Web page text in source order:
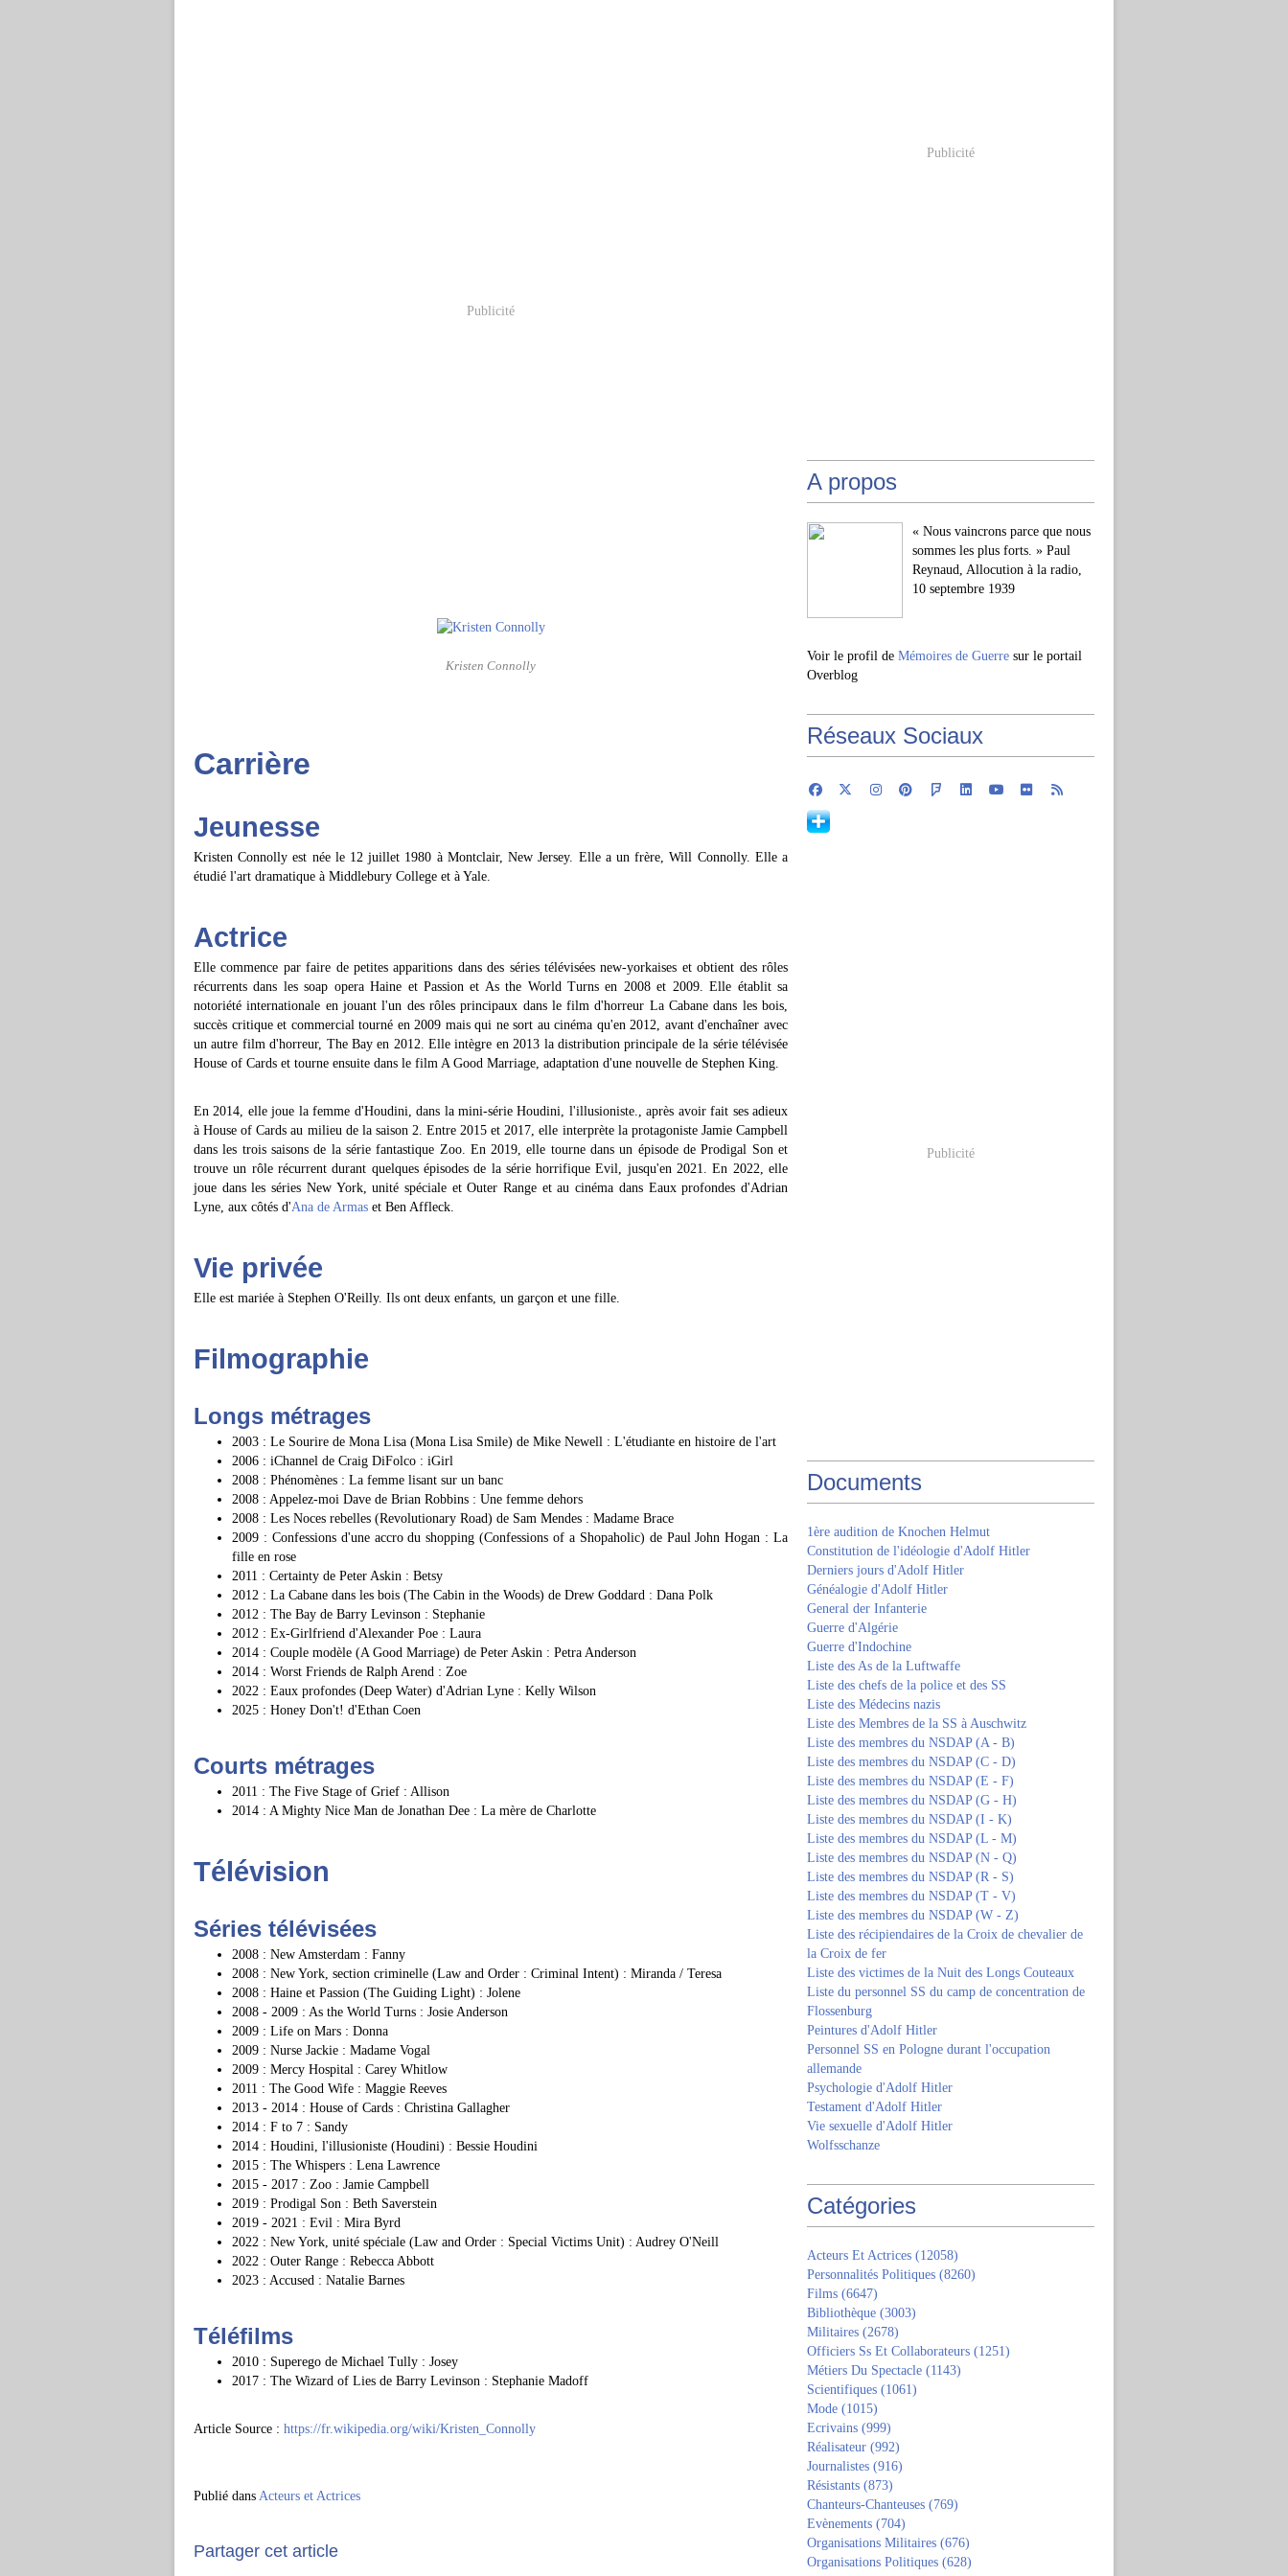
Publicité
Kristen Connolly
Carrière
Jeunesse
Kristen Connolly est née le 12 juillet 1980 à Montclair, New Jersey. Elle a un frère, Will Connolly. Elle a
étudié l'art dramatique à Middlebury College et à Yale.
Actrice
Elle commence par faire de petites apparitions dans des séries télévisées new-yorkaises et obtient des rôles
récurrents dans les soap opera Haine et Passion et As the World Turns en 2008 et 2009. Elle établit sa
notoriété internationale en jouant l'un des rôles principaux dans le film d'horreur La Cabane dans les bois,
succès critique et commercial tourné en 2009 mais qui ne sort au cinéma qu'en 2012, avant d'enchaîner avec
un autre film d'horreur, The Bay en 2012. Elle intègre en 2013 la distribution principale de la série télévisée
House of Cards et tourne ensuite dans le film A Good Marriage, adaptation d'une nouvelle de Stephen King.
En 2014, elle joue la femme d'Houdini, dans la mini-série Houdini, l'illusioniste., après avoir fait ses adieux
à House of Cards au milieu de la saison 2. Entre 2015 et 2017, elle interprète la protagoniste Jamie Campbell
dans les trois saisons de la série fantastique Zoo. En 2019, elle tourne dans un épisode de Prodigal Son et
trouve un rôle récurrent durant quelques épisodes de la série horrifique Evil, jusqu'en 2021. En 2022, elle
joue dans les séries New York, unité spéciale et Outer Range et au cinéma dans Eaux profondes d'Adrian
Lyne, aux côtés d'Ana de Armas et Ben Affleck.
Vie privée
Elle est mariée à Stephen O'Reilly. Ils ont deux enfants, un garçon et une fille.
Filmographie
Longs métrages
2003 : Le Sourire de Mona Lisa (Mona Lisa Smile) de Mike Newell : L'étudiante en histoire de l'art
2006 : iChannel de Craig DiFolco : iGirl
2008 : Phénomènes : La femme lisant sur un banc
2008 : Appelez-moi Dave de Brian Robbins : Une femme dehors
2008 : Les Noces rebelles (Revolutionary Road) de Sam Mendes : Madame Brace
2009 : Confessions d'une accro du shopping (Confessions of a Shopaholic) de Paul John Hogan : La
fille en rose
2011 : Certainty de Peter Askin : Betsy
2012 : La Cabane dans les bois (The Cabin in the Woods) de Drew Goddard : Dana Polk
2012 : The Bay de Barry Levinson : Stephanie
2012 : Ex-Girlfriend d'Alexander Poe : Laura
2014 : Couple modèle (A Good Marriage) de Peter Askin : Petra Anderson
2014 : Worst Friends de Ralph Arend : Zoe
2022 : Eaux profondes (Deep Water) d'Adrian Lyne : Kelly Wilson
2025 : Honey Don't! d'Ethan Coen
Courts métrages
2011 : The Five Stage of Grief : Allison
2014 : A Mighty Nice Man de Jonathan Dee : La mère de Charlotte
Télévision
Séries télévisées
2008 : New Amsterdam : Fanny
2008 : New York, section criminelle (Law and Order : Criminal Intent) : Miranda / Teresa
2008 : Haine et Passion (The Guiding Light) : Jolene
2008 - 2009 : As the World Turns : Josie Anderson
2009 : Life on Mars : Donna
2009 : Nurse Jackie : Madame Vogal
2009 : Mercy Hospital : Carey Whitlow
2011 : The Good Wife : Maggie Reeves
2013 - 2014 : House of Cards : Christina Gallagher
2014 : F to 7 : Sandy
2014 : Houdini, l'illusioniste (Houdini) : Bessie Houdini
2015 : The Whispers : Lena Lawrence
2015 - 2017 : Zoo : Jamie Campbell
2019 : Prodigal Son : Beth Saverstein
2019 - 2021 : Evil : Mira Byrd
2022 : New York, unité spéciale (Law and Order : Special Victims Unit) : Audrey O'Neill
2022 : Outer Range : Rebecca Abbott
2023 : Accused : Natalie Barnes
Téléfilms
2010 : Superego de Michael Tully : Josey
2017 : The Wizard of Lies de Barry Levinson : Stephanie Madoff
Article Source : https://fr.wikipedia.org/wiki/Kristen_Connolly
Publié dans Acteurs et Actrices
Partager cet article
Publicité
A propos
« Nous vaincrons parce que nous
sommes les plus forts. » Paul
Reynaud, Allocution à la radio,
10 septembre 1939
Voir le profil de Mémoires de Guerre sur le portail
Overblog
Réseaux Sociaux
Publicité
Documents
1ère audition de Knochen Helmut
Constitution de l'idéologie d'Adolf Hitler
Derniers jours d'Adolf Hitler
Généalogie d'Adolf Hitler
General der Infanterie
Guerre d'Algérie
Guerre d'Indochine
Liste des As de la Luftwaffe
Liste des chefs de la police et des SS
Liste des Médecins nazis
Liste des Membres de la SS à Auschwitz
Liste des membres du NSDAP (A - B)
Liste des membres du NSDAP (C - D)
Liste des membres du NSDAP (E - F)
Liste des membres du NSDAP (G - H)
Liste des membres du NSDAP (I - K)
Liste des membres du NSDAP (L - M)
Liste des membres du NSDAP (N - Q)
Liste des membres du NSDAP (R - S)
Liste des membres du NSDAP (T - V)
Liste des membres du NSDAP (W - Z)
Liste des récipiendaires de la Croix de chevalier de
la Croix de fer
Liste des victimes de la Nuit des Longs Couteaux
Liste du personnel SS du camp de concentration de
Flossenburg
Peintures d'Adolf Hitler
Personnel SS en Pologne durant l'occupation
allemande
Psychologie d'Adolf Hitler
Testament d'Adolf Hitler
Vie sexuelle d'Adolf Hitler
Wolfsschanze
Catégories
Acteurs Et Actrices (12058)
Personnalités Politiques (8260)
Films (6647)
Bibliothèque (3003)
Militaires (2678)
Officiers Ss Et Collaborateurs (1251)
Métiers Du Spectacle (1143)
Scientifiques (1061)
Mode (1015)
Ecrivains (999)
Réalisateur (992)
Journalistes (916)
Résistants (873)
Chanteurs-Chanteuses (769)
Evènements (704)
Organisations Militaires (676)
Organisations Politiques (628)